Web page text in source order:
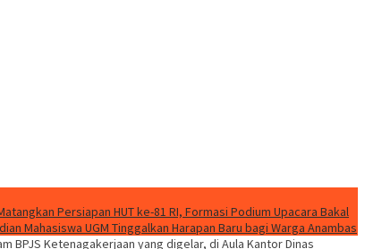
Persiapan HUT ke-81 RI, Formasi Podium Upacara Bakal
Mahasiswa UGM Tinggalkan Harapan Baru bagi Warga Anambas
BPJS Ketenagakerjaan yang digelar, di Aula Kantor Dinas